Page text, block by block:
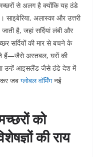
से अलग है क्योंकि यह ठंडे
अलास्का और उत्तरी
है, जहां सर्दियां लंबी और
सर्दियों की मार से बचने के
हैं—जैसे अस्तबल, घरों की
उन्हें आइसलैंड जैसे ठंडे देश में
जब ग्लोबल वॉर्मिंगनई
को
की राय